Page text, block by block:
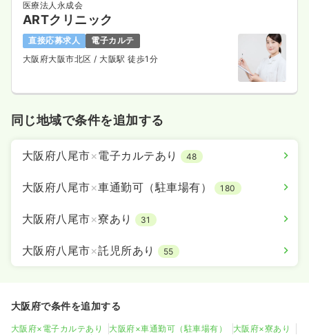
医療法人永成会
ARTクリニック
直接応募求人
電子カルテ
大阪府大阪市北区 / 大阪駅 徒歩1分
同じ地域で条件を追加する
大阪府八尾市×電子カルテあり 48
大阪府八尾市×車通勤可（駐車場有） 180
大阪府八尾市×寮あり 31
大阪府八尾市×託児所あり 55
大阪府で条件を追加する
大阪府×電子カルテあり 大阪府×車通勤可（駐車場有）
大阪府×寮あり